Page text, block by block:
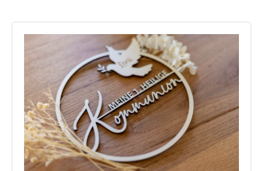
Produktseite
gewählt
Produktseite
gewählt
werden